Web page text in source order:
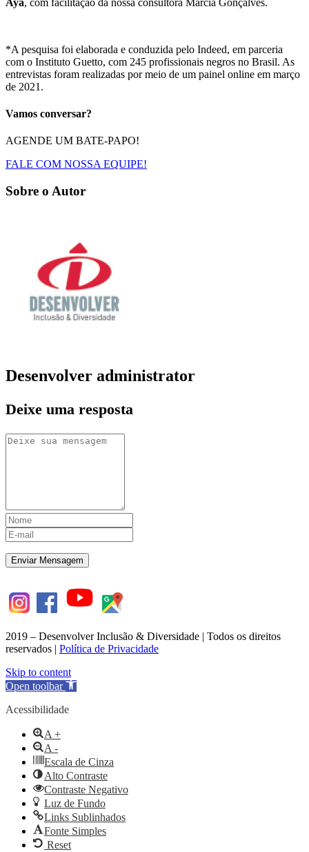
*A pesquisa foi elaborada e conduzida pelo Indeed, em parceria
com o Instituto Guetto, com 245 profissionais negros no Brasil. As
entrevistas foram realizadas por meio de um painel online em março
de 2021.
Vamos conversar?
AGENDE UM BATE-PAPO!
FALE COM NOSSA EQUIPE!
Sobre o Autor
Desenvolver administrator
Deixe uma resposta
2019 – Desenvolver Inclusão & Diversidade | Todos os direitos
reservados | Política de Privacidade
Skip to content
Open toolbar
Acessibilidade
A +
A -
Escala de Cinza
Alto Contraste
Contraste Negativo
Luz de Fundo
Links Sublinhados
Fonte Simples
Reset